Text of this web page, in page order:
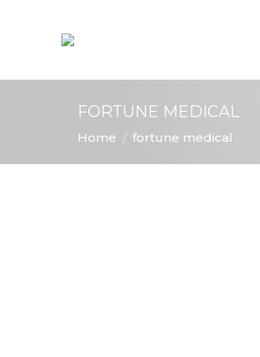
FORTUNE MEDICAL
You are here:
Home fortune medical